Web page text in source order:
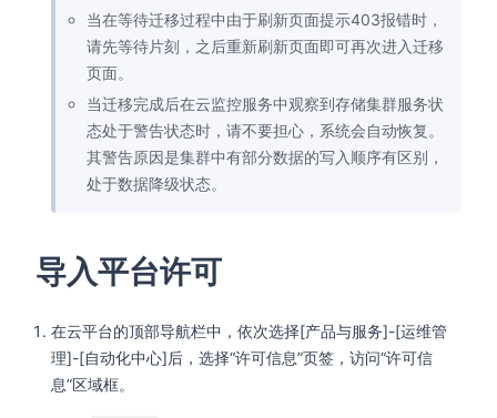
当在等待迁移过程中由于刷新页面提示403报错时，
请先等待片刻，之后重新刷新页面即可再次进入迁移
页面。
当迁移完成后在云监控服务中观察到存储集群服务状
态处于警告状态时，请不要担心，系统会自动恢复。
其警告原因是集群中有部分数据的写入顺序有区别，
处于数据降级状态。
导入平台许可
在云平台的顶部导航栏中，依次选择[产品与服务]-[运维管
理]-[自动化中心]后，选择“许可信息”页签，访问“许可信
息”区域框。